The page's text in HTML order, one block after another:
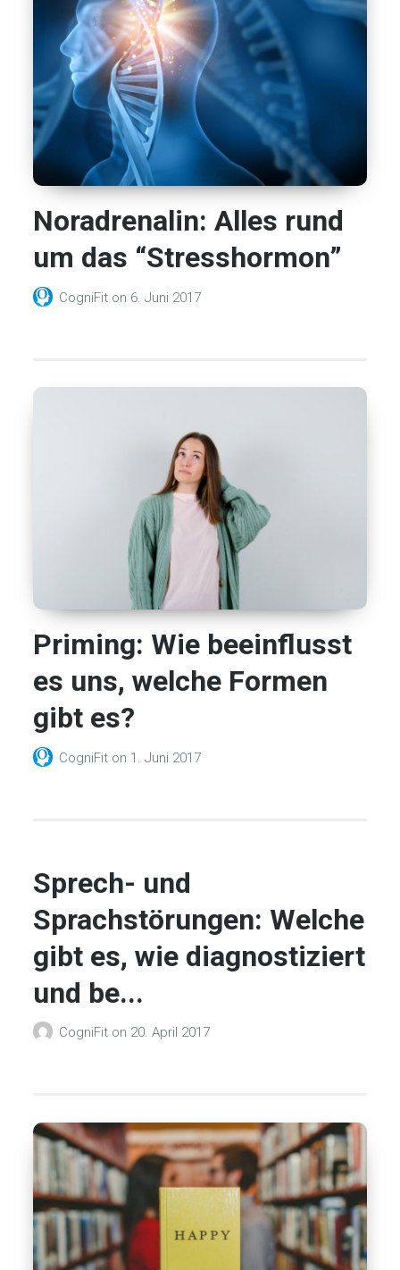
Noradrenalin: Alles rund
um das “Stresshormon”
CogniFit on 6. Juni 2017
Priming: Wie beeinflusst
es uns, welche Formen
gibt es?
CogniFit on 1. Juni 2017
Sprech- und
Sprachstörungen: Welche
gibt es, wie diagnostiziert
und be...
CogniFit on 20. April 2017